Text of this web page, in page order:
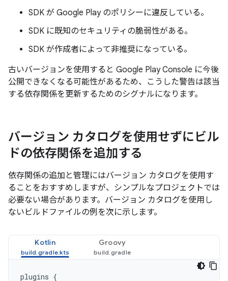
SDK が Google Play のポリシーに違反している。
SDK に既知のセキュリティの脆弱性がある。
SDK が作成者によって非推奨になっている。
古いバージョンを使用すると Google Play Console に今後
公開できなくなる可能性があるため、こうした警告は該当
する依存関係を更新するためのシグナルになります。
バージョン カタログを使用せずにビル
ドの依存関係を追加する
依存関係の追加と管理にはバージョン カタログを使用す
ることをおすすめしますが、シンプルなプロジェクトでは
必要ない場合があります。バージョン カタログを使用し
ないビルドファイルの例を次に示します。
Kotlin Groovy
plugins {